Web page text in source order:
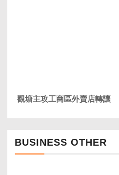
觀塘主攻工商區外賣店轉讓
BUSINESS OTHER